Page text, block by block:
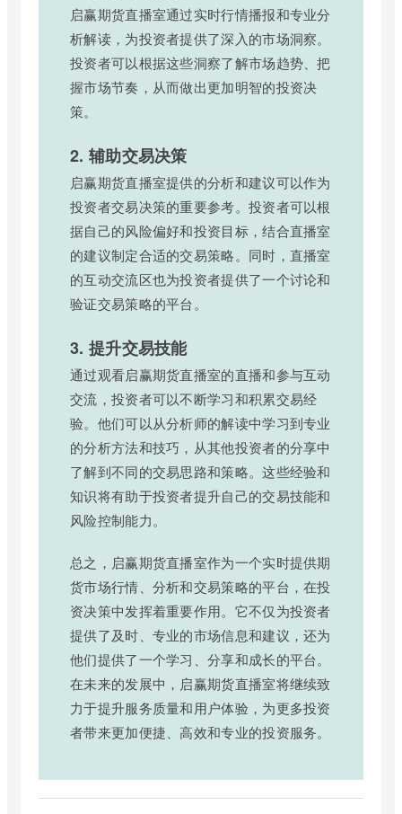
启赢期货直播室通过实时行情播报和专业分
析解读，为投资者提供了深入的市场洞察。
投资者可以根据这些洞察了解市场趋势、把
握市场节奏，从而做出更加明智的投资决
策。
2. 辅助交易决策
启赢期货直播室提供的分析和建议可以作为
投资者交易决策的重要参考。投资者可以根
据自己的风险偏好和投资目标，结合直播室
的建议制定合适的交易策略。同时，直播室
的互动交流区也为投资者提供了一个讨论和
验证交易策略的平台。
3. 提升交易技能
通过观看启赢期货直播室的直播和参与互动
交流，投资者可以不断学习和积累交易经
验。他们可以从分析师的解读中学习到专业
的分析方法和技巧，从其他投资者的分享中
了解到不同的交易思路和策略。这些经验和
知识将有助于投资者提升自己的交易技能和
风险控制能力。
总之，启赢期货直播室作为一个实时提供期
货市场行情、分析和交易策略的平台，在投
资决策中发挥着重要作用。它不仅为投资者
提供了及时、专业的市场信息和建议，还为
他们提供了一个学习、分享和成长的平台。
在未来的发展中，启赢期货直播室将继续致
力于提升服务质量和用户体验，为更多投资
者带来更加便捷、高效和专业的投资服务。